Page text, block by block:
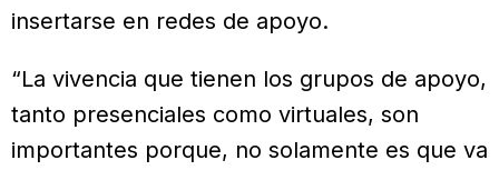
insertarse en redes de apoyo.
“La vivencia que tienen los grupos de apoyo,
tanto presenciales como virtuales, son
importantes porque, no solamente es que va